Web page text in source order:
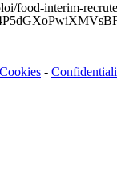
food-interim-
Cookies -